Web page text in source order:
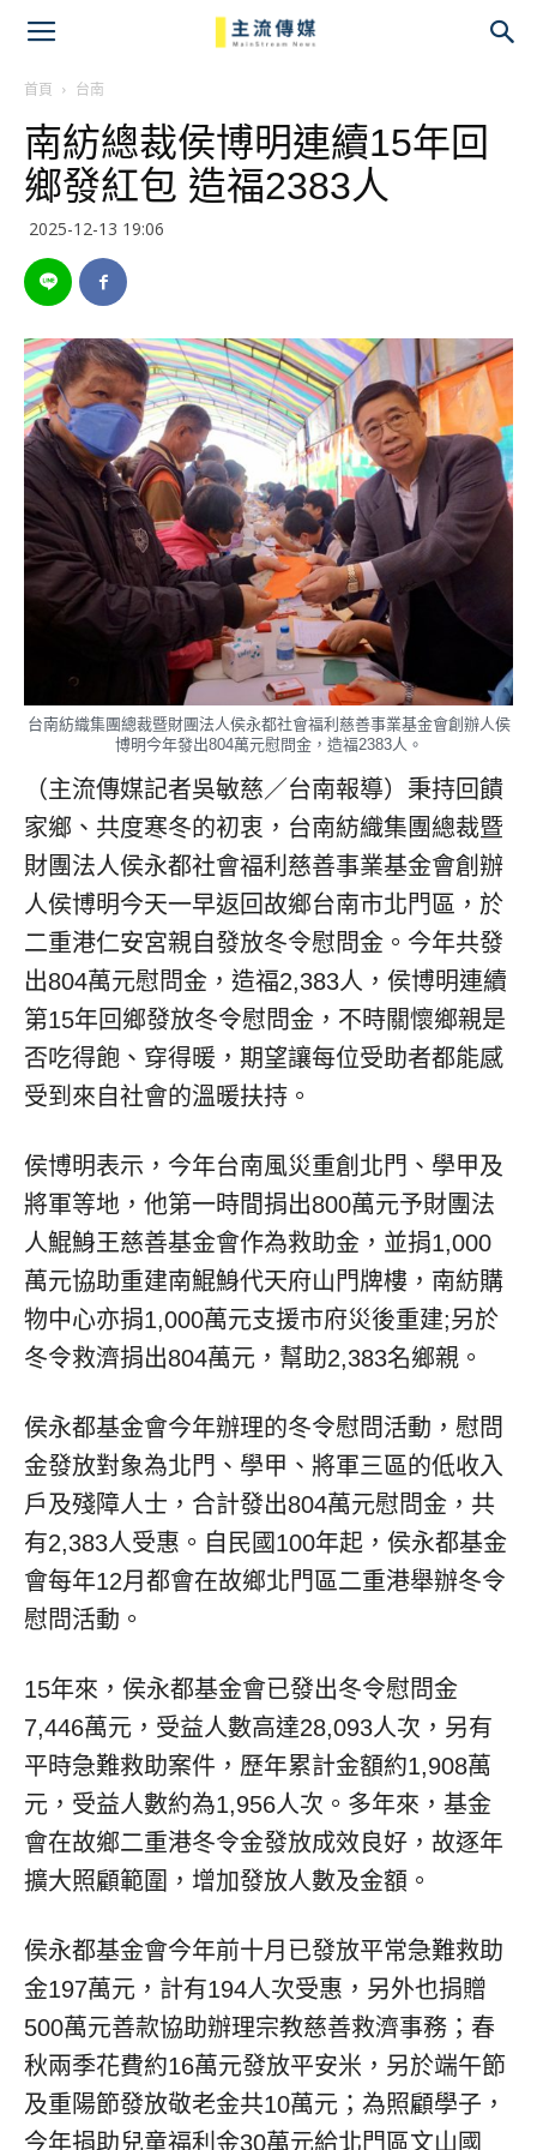
首頁 台南
南紡總裁侯博明連續15年回
鄉發紅包 造福2383人
2025-12-13 19:06
台南紡織集團總裁暨財團法人侯永都社會福利慈善事業基金會創辦人侯
博明今年發出804萬元慰問金，造福2383人。
（主流傳媒記者吳敏慈／台南報導）秉持回饋
家鄉、共度寒冬的初衷，台南紡織集團總裁暨
財團法人侯永都社會福利慈善事業基金會創辦
人侯博明今天一早返回故鄉台南市北門區，於
二重港仁安宮親自發放冬令慰問金。今年共發
出804萬元慰問金，造福2,383人，侯博明連續
第15年回鄉發放冬令慰問金，不時關懷鄉親是
否吃得飽、穿得暖，期望讓每位受助者都能感
受到來自社會的溫暖扶持。
侯博明表示，今年台南風災重創北門、學甲及
將軍等地，他第一時間捐出800萬元予財團法
人鯤鯓王慈善基金會作為救助金，並捐1,000
萬元協助重建南鯤鯓代天府山門牌樓，南紡購
物中心亦捐1,000萬元支援市府災後重建;另於
冬令救濟捐出804萬元，幫助2,383名鄉親。
侯永都基金會今年辦理的冬令慰問活動，慰問
金發放對象為北門、學甲、將軍三區的低收入
戶及殘障人士，合計發出804萬元慰問金，共
有2,383人受惠。自民國100年起，侯永都基金
會每年12月都會在故鄉北門區二重港舉辦冬令
慰問活動。
15年來，侯永都基金會已發出冬令慰問金
7,446萬元，受益人數高達28,093人次，另有
平時急難救助案件，歷年累計金額約1,908萬
元，受益人數約為1,956人次。多年來，基金
會在故鄉二重港冬令金發放成效良好，故逐年
擴大照顧範圍，增加發放人數及金額。
侯永都基金會今年前十月已發放平常急難救助
金197萬元，計有194人次受惠，另外也捐贈
500萬元善款協助辦理宗教慈善救濟事務；春
秋兩季花費約16萬元發放平安米，另於端午節
及重陽節發放敬老金共10萬元；為照顧學子，
今年捐助兒童福利金30萬元給北門區文山國